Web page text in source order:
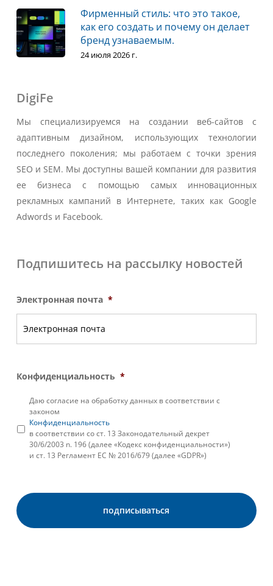
Фирменный стиль: что это такое,
как его создать и почему он делает
бренд узнаваемым.
24 июля 2026 г.
DigiFe
Мы специализируемся на создании веб-сайтов с
адаптивным дизайном, использующих технологии
последнего поколения; мы работаем с точки зрения
SEO и SEM. Мы доступны вашей компании для развития
ее бизнеса с помощью самых инновационных
рекламных кампаний в Интернете, таких как Google
Adwords и Facebook.
Подпишитесь на рассылку новостей
Электронная почта *
Конфиденциальность *
Даю согласие на обработку данных в соответствии с
законом
Конфиденциальность
в соответствии со ст. 13 Законодательный декрет
30/6/2003 n. 196 (далее «Кодекс конфиденциальности»)
и ст. 13 Регламент ЕС № 2016/679 (далее «GDPR»)